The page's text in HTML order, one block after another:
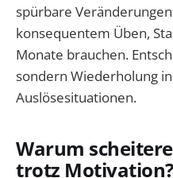
spürbare
konsequentem Üben,
Monate brauchen.
sondern Wiederholung
Auslösesituationen.
Warum
trotz Motivation?